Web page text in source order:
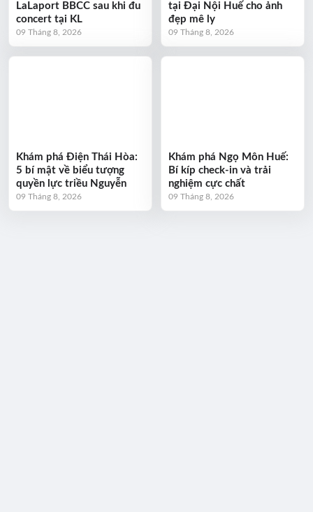
LaLaport BBCC sau khi đu
concert tại KL
09 Tháng 8, 2026
tại Đại Nội Huế cho ảnh
đẹp mê ly
09 Tháng 8, 2026
Khám phá Điện Thái Hòa:
5 bí mật về biểu tượng
quyền lực triều Nguyễn
09 Tháng 8, 2026
Khám phá Ngọ Môn Huế:
Bí kíp check-in và trải
nghiệm cực chất
09 Tháng 8, 2026